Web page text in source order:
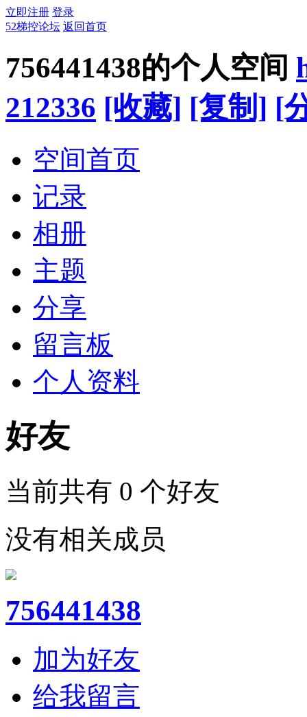
立即注册 登录
52梯控论坛 返回首页
756441438的个人空间
212336 [收藏] [复制] [
空间首页
记录
相册
主题
分享
留言板
个人资料
好友
当前共有 0 个好友
没有相关成员
756441438
加为好友
给我留言